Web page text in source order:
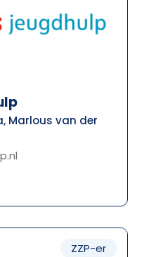
Marlous van der
ZZP-er